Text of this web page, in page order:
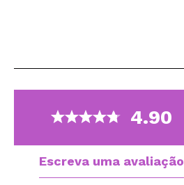
4.90
Escreva uma avaliação